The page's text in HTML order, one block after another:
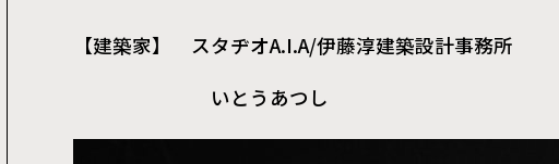
【建築家】 スタヂオA.I.A/伊藤淳建築設計事務所
いとうあつし